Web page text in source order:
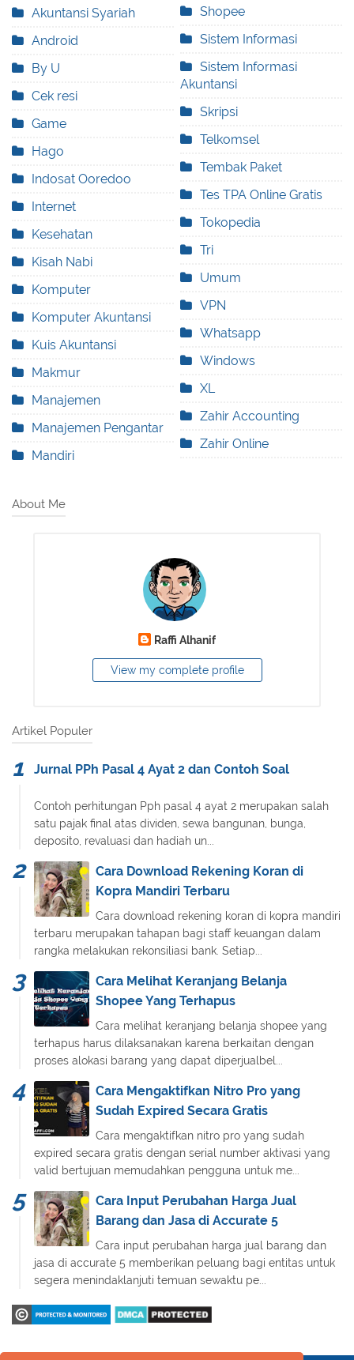
Akuntansi Syariah
Android
By U
Cek resi
Game
Hago
Indosat Ooredoo
Internet
Kesehatan
Kisah Nabi
Komputer
Komputer Akuntansi
Kuis Akuntansi
Makmur
Manajemen
Manajemen Pengantar
Mandiri
Shopee
Sistem Informasi
Sistem Informasi
Akuntansi
Skripsi
Telkomsel
Tembak Paket
Tes TPA Online Gratis
Tokopedia
Tri
Umum
VPN
Whatsapp
Windows
XL
Zahir Accounting
Zahir Online
About Me
Raffi Alhanif
View my complete profile
Artikel Populer
Jurnal PPh Pasal 4 Ayat 2 dan Contoh Soal
Contoh perhitungan Pph pasal 4 ayat 2 merupakan salah
satu pajak final atas dividen, sewa bangunan, bunga,
deposito, revaluasi dan hadiah un...
Cara Download Rekening Koran di
Kopra Mandiri Terbaru
Cara download rekening koran di kopra mandiri
terbaru merupakan tahapan bagi staff keuangan dalam
rangka melakukan rekonsiliasi bank. Setiap...
Cara Melihat Keranjang Belanja
Shopee Yang Terhapus
Cara melihat keranjang belanja shopee yang
terhapus harus dilaksanakan karena berkaitan dengan
proses alokasi barang yang dapat diperjualbel...
Cara Mengaktifkan Nitro Pro yang
Sudah Expired Secara Gratis
Cara mengaktifkan nitro pro yang sudah
expired secara gratis dengan serial number aktivasi yang
valid bertujuan memudahkan pengguna untuk me...
Cara Input Perubahan Harga Jual
Barang dan Jasa di Accurate 5
Cara input perubahan harga jual barang dan
jasa di accurate 5 memberikan peluang bagi entitas untuk
segera menindaklanjuti temuan sewaktu pe...